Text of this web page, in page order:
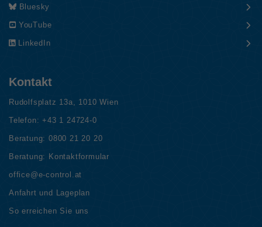
Bluesky
YouTube
LinkedIn
Kontakt
Rudolfsplatz 13a, 1010 Wien
Telefon:+43 1 24724-0
Beratung: 0800 21 20 20
Beratung: Kontaktformular
office@e-control.at
Anfahrt und Lageplan
So erreichen Sie uns